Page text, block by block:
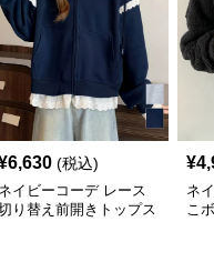
6,630 (税込)
ネイビーコーデ レース
り替え前開きトップス
¥
ネ
こ